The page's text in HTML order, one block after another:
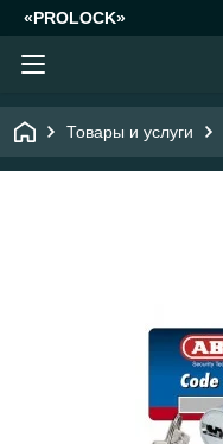
«PROLOCK»
Товары и услуги